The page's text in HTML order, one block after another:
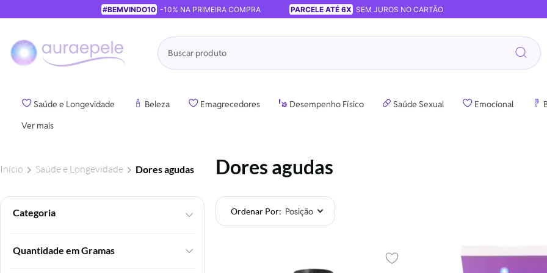
#BEMVINDO10 -10% NA PRIMEIRA COMPRA PARCELE ATÉ 6X SEM JUROS NO CARTÃO
Pesquisa
Saúde e Longevidade Beleza Emagrecedores Desempenho Físico Saúde Sexual Emocional
Ver mais
Dores agudas
Foram
encontrados:
Ordenar Por
Adicionar aos favoritos
Início Saúde e Longevidade Dores agudas
Quantidade em Gramas